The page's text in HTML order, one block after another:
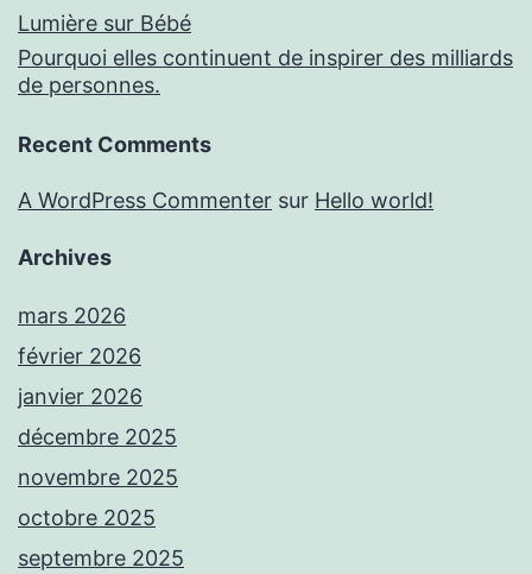
Lumière sur Bébé
Pourquoi elles continuent de inspirer des milliards
de personnes.
Recent Comments
A WordPress Commenter sur Hello world!
Archives
mars 2026
février 2026
janvier 2026
décembre 2025
novembre 2025
octobre 2025
septembre 2025